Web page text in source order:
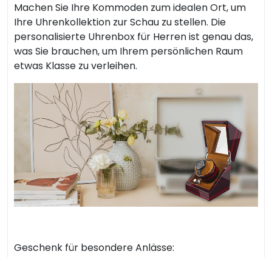
Machen Sie Ihre Kommoden zum idealen Ort, um
Ihre Uhrenkollektion zur Schau zu stellen. Die
personalisierte Uhrenbox für Herren ist genau das,
was Sie brauchen, um Ihrem persönlichen Raum
etwas Klasse zu verleihen.
Geschenk für besondere Anlässe: